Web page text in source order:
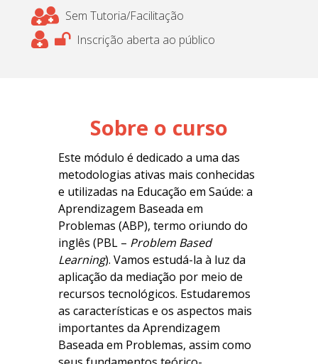
Sem Tutoria/Facilitação
Inscrição aberta ao público
Sobre o curso
Este módulo é dedicado a uma das
metodologias ativas mais conhecidas
e utilizadas na Educação em Saúde: a
Aprendizagem Baseada em
Problemas (ABP), termo oriundo do
inglês (PBL – Problem Based
Learning). Vamos estudá-la à luz da
aplicação da mediação por meio de
recursos tecnológicos. Estudaremos
as características e os aspectos mais
importantes da Aprendizagem
Baseada em Problemas, assim como